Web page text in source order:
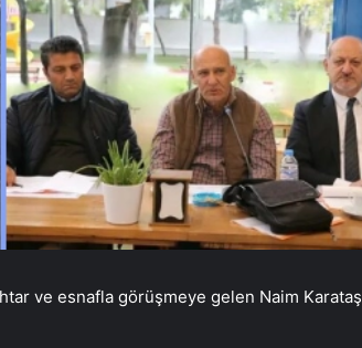
ve esnafla görüşmeye gelen Naim Karataş